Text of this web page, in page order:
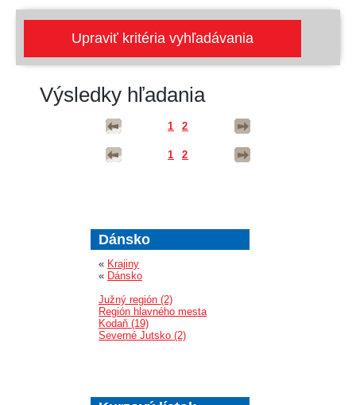
Výsledky hľadania
1 2
1 2
Dánsko
« Krajiny
« Dánsko
Južný región (2)
Región hlavného mesta
Kodaň (19)
Severné Jutsko (2)